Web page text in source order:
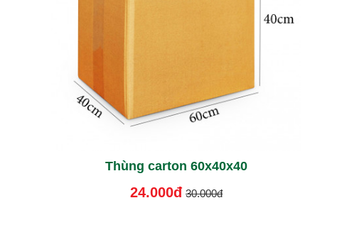
Thùng carton 60x40x40
24.000đ 30.000đ